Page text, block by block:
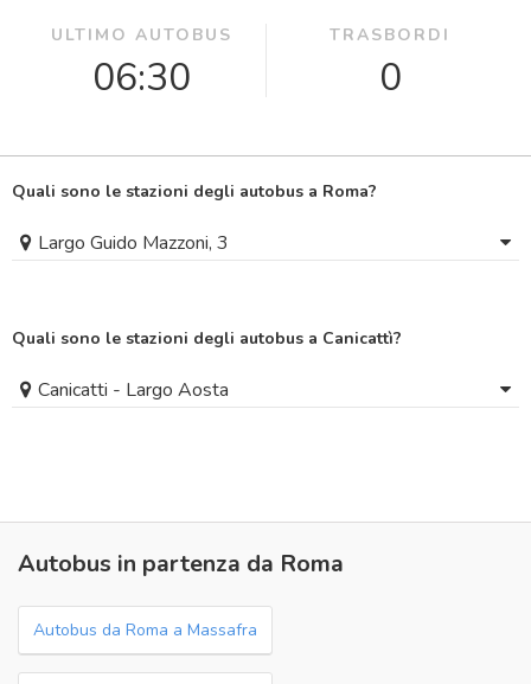
ULTIMO AUTOBUS
06:30
TRASBORDI
0
Quali sono le stazioni degli autobus a Roma?
Largo Guido Mazzoni, 3
Quali sono le stazioni degli autobus a Canicattì?
Canicatti - Largo Aosta
Autobus in partenza da Roma
Autobus da Roma a Massafra